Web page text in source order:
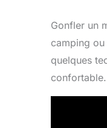
Gonfler un
camping
quelques
confortable.